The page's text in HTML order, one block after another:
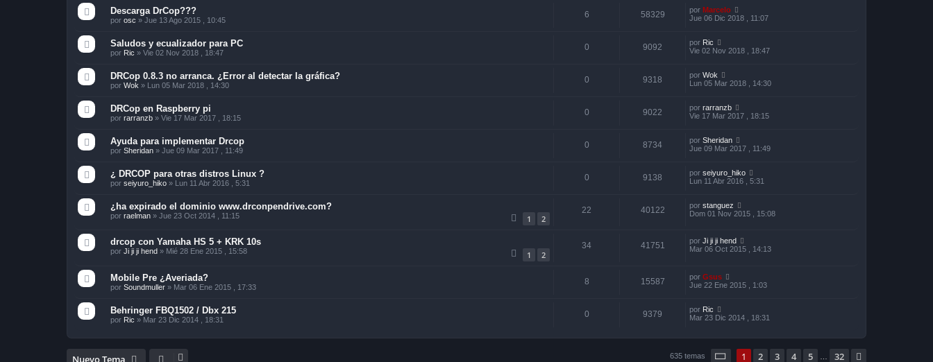
Descarga DrCop???
por osc » Jue 13 Ago 2015 , 10:45
6 58329 por Marcelo
Jue 06 Dic 2018 , 11:07
Saludos y ecualizador para PC
por Ric » Vie 02 Nov 2018 , 18:47
0 9092 por Ric
Vie 02 Nov 2018 , 18:47
DRCop 0.8.3 no arranca. ¿Error al detectar la gráfica?
por Wok » Lun 05 Mar 2018 , 14:30
0 9318 por Wok
Lun 05 Mar 2018 , 14:30
DRCop en Raspberry pi
por rarranzb » Vie 17 Mar 2017 , 18:15
0 9022 por rarranzb
Vie 17 Mar 2017 , 18:15
Ayuda para implementar Drcop
por Sheridan » Jue 09 Mar 2017 , 11:49
0 8734 por Sheridan
Jue 09 Mar 2017 , 11:49
¿ DRCOP para otras distros Linux ?
por seiyuro_hiko » Lun 11 Abr 2016 , 5:31
0 9138 por seiyuro_hiko
Lun 11 Abr 2016 , 5:31
¿ha expirado el dominio www.drconpendrive.com?
por raelman » Jue 23 Oct 2014 , 11:15 1 2
22 40122 por stanguez
Dom 01 Nov 2015 , 15:08
drcop con Yamaha HS 5 + KRK 10s
por Ji ji ji hend » Mié 28 Ene 2015 , 15:58 1 2
34 41751 por Ji ji ji hend
Mar 06 Oct 2015 , 14:13
Mobile Pre ¿Averiada?
por Soundmuller » Mar 06 Ene 2015 , 17:33
8 15587 por Gsus
Jue 22 Ene 2015 , 1:03
Behringer FBQ1502 / Dbx 215
por Ric » Mar 23 Dic 2014 , 18:31
0 9379 por Ric
Mar 23 Dic 2014 , 18:31
Nuevo Tema 635 temas Página1 de
1 2 3 4 5 32